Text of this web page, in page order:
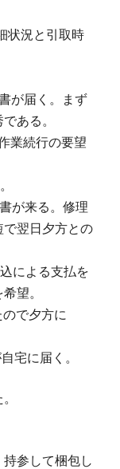
状況と引取時
が届く。まず
ある。
業続行の要望
が来る。修理
翌日夕方との
による支払を
望。
で夕方に
宅に届く。
参して梱包し